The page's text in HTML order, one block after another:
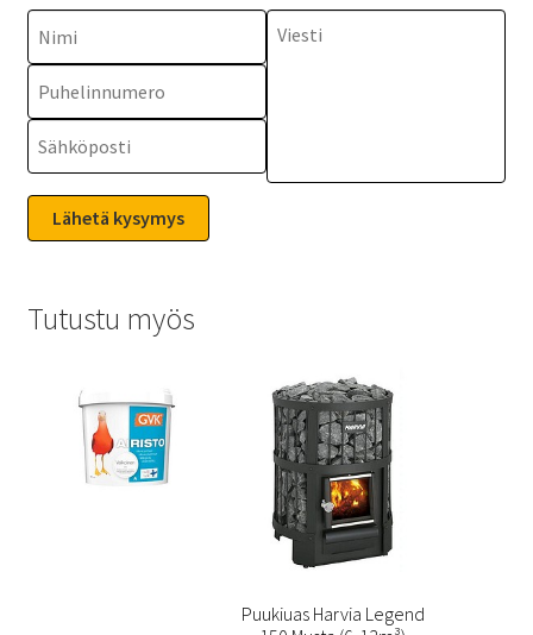
Tutustu myös
Puukiuas Harvia Legend